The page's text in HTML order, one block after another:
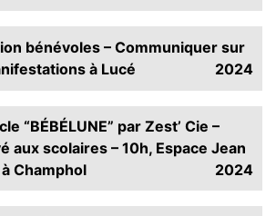
bénévoles – Communiquer sur
à Lucé
2024
“BÉBÉLUNE” par Zest’ Cie –
aux scolaires – 10h, Espace Jean
Champhol
2024